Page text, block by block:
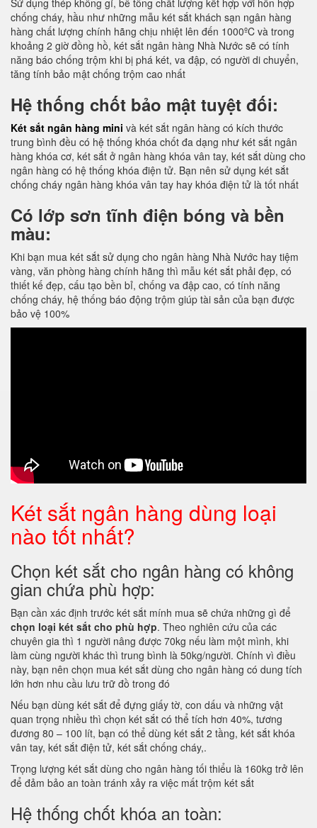
chống cháy, hầu như những mẫu két sắt khách sạn ngân hàng
hàng chất lượng chính hãng chịu nhiệt lên đến 1000ºC và trong
khoảng 2 giờ đồng hồ, két sắt ngân hàng Nhà Nước sẽ có tính
năng báo chống trộm khi bị phá két, va đập, có người di chuyển,
tăng tính bảo mật chống trộm cao nhất
Hệ thống chốt bảo mật tuyệt đối:
Két sắt ngân hàng mini và két sắt ngân hàng có kích thước
trung bình đều có hệ thống khóa chốt đa dạng như két sắt ngân
hàng khóa cơ, két sắt ở ngân hàng khóa vân tay, két sắt dùng cho
ngân hàng có hệ thống khóa điện tử. Bạn nên sử dụng két sắt
chống cháy ngân hàng khóa vân tay hay khóa điện tử là tốt nhất
Có lớp sơn tĩnh điện bóng và bền
màu:
Khi bạn mua két sắt sử dụng cho ngân hàng Nhà Nước hay tiệm
vàng, văn phòng hàng chính hãng thì mẫu két sắt phải đẹp, có
thiết kế đẹp, cấu tạo bền bỉ, chống va đập cao, có tính năng
chống cháy, hệ thống báo động trộm giúp tài sản của bạn được
bảo vệ 100%
Két sắt ngân hàng dùng loại
nào tốt nhất?
Chọn két sắt cho ngân hàng có không
gian chứa phù hợp:
Bạn cần xác định trước két sắt mính mua sẽ chứa những gì để
chọn loại két sắt cho phù hợp. Theo nghiên cứu của các
chuyên gia thì 1 người nâng được 70kg nếu làm một mình, khi
làm cùng người khác thì trung bình là 50kg/người. Chính vì điều
này, bạn nên chọn mua két sắt dùng cho ngân hàng có dung tích
lớn hơn nhu cầu lưu trữ đồ trong đó
Nếu bạn dùng két sắt để đựng giấy tờ, con dấu và những vật
quan trọng nhiều thì chọn két sắt có thể tích hơn 40%, tương
đương 80 – 100 lít, bạn có thể dùng két sắt 2 tầng, két sắt khóa
vân tay, két sắt điện tử, két sắt chống cháy,.
Trọng lượng két sắt dùng cho ngân hàng tối thiểu là 160kg trở lên
để đảm bảo an toàn tránh xảy ra việc mất trộm két sắt
Hệ thống chốt khóa an toàn: